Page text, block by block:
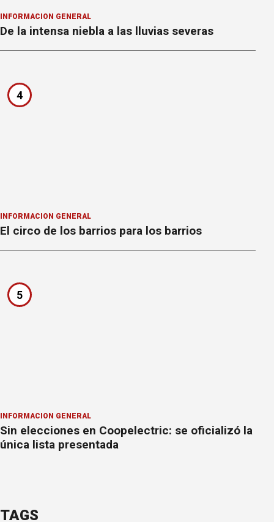
INFORMACION GENERAL
De la intensa niebla a las lluvias severas
4
INFORMACION GENERAL
El circo de los barrios para los barrios
5
INFORMACION GENERAL
Sin elecciones en Coopelectric: se oficializó la
única lista presentada
TAGS